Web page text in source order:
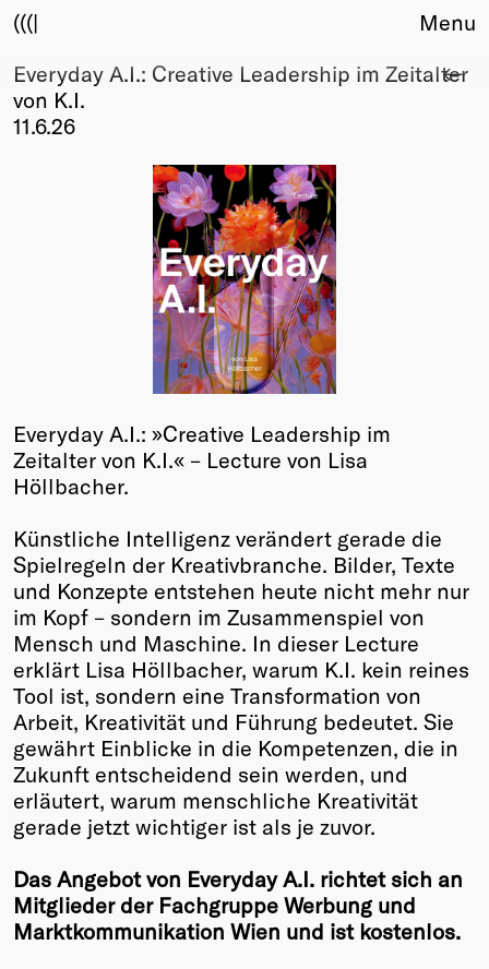
(((|
About
Club
Award
Young Creatives
Friends of Creativity
2026
Past
Annual
Menu
Everyday A.I.: Creative Leadership im Zeitalter
von K.I.
11.6.26
Everyday A.I.: »Creative Leadership im
Zeitalter von K.I.« – Lecture von Lisa
Höllbacher.
Künstliche Intelligenz verändert gerade die
Spielregeln der Kreativbranche. Bilder, Texte
und Konzepte entstehen heute nicht mehr nur
im Kopf – sondern im Zusammenspiel von
Mensch und Maschine. In dieser Lecture
erklärt Lisa Höllbacher, warum K.I. kein reines
Tool ist, sondern eine Transformation von
Arbeit, Kreativität und Führung bedeutet. Sie
gewährt Einblicke in die Kompetenzen, die in
Zukunft entscheidend sein werden, und
erläutert, warum menschliche Kreativität
gerade jetzt wichtiger ist als je zuvor.
Das Angebot von Everyday A.I. richtet sich an
Mitglieder der Fachgruppe Werbung und
Marktkommunikation Wien und ist kostenlos.